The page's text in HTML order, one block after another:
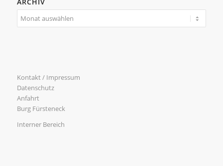
Kontakt / Impressum
Datenschutz
Anfahrt
Burg Fürsteneck
Interner Bereich